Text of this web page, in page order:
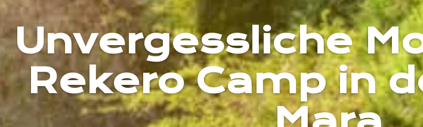
Unvergessliche
Rekero Camp in